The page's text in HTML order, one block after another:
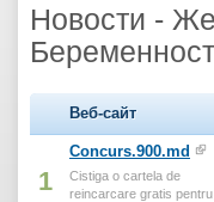
Новости -
Веб-сайт
1
Concurs.900.md
Cistiga o cartela de
reincarcare gratis pentru